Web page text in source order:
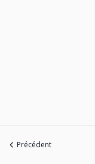
Précédent